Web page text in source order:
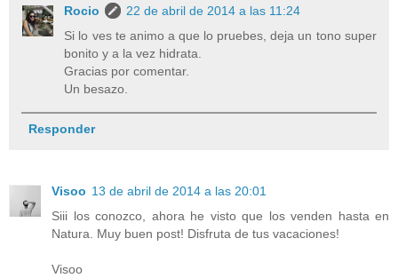
Rocio
22 de abril de 2014 a las 11:24
Si lo ves te animo a que lo pruebes, deja un tono super
bonito y a la vez hidrata.
Gracias por comentar.
Un besazo.
Responder
Visoo 13 de abril de 2014 a las 20:01
Siii los conozco, ahora he visto que los venden hasta en
Natura. Muy buen post! Disfruta de tus vacaciones!
Visoo